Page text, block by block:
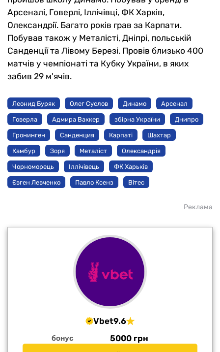
Арсеналі, Говерлі, Іллічівці, ФК Харків,
Олександрії. Багато років грав за Карпати.
Побував також у Металісті, Дніпрі, польській
Санденції та Лівому Березі. Провів близько 400
матчів у чемпіонаті та Кубку України, в яких
забив 29 м'ячів.
Леонид Буряк Олег Суслов Динамо Арсенал
Говерла Адмира Ваккер збірна України Днипро
Гронинген Санденция Карпаті Шахтар
Камбур Зоря Металіст Олександрія
Чорноморець Іллічівець ФК Харьків
Євген Левченко Павло Ксенз Вітес
Реклама
Vbet9.6
бонус 5000 грн